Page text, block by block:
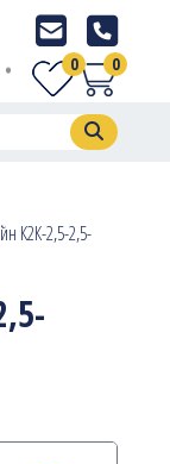
0
0
К2К-2,5-2,5-